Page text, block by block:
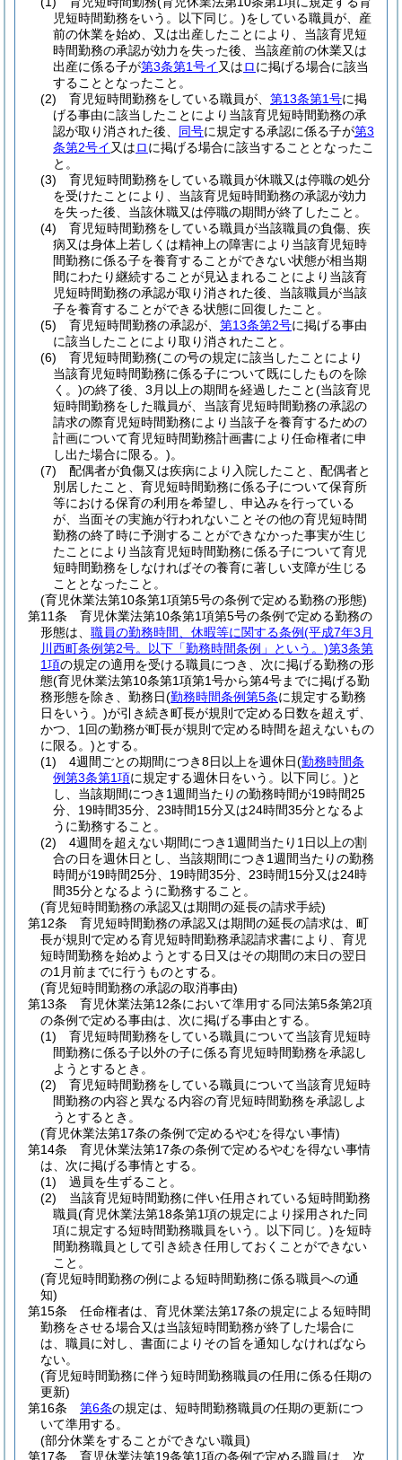
児短時間勤務をいう。以下同じ。)をしている職員が、産
前の休業を始め、又は出産したことにより、当該育児短
時間勤務の承認が効力を失った後、当該産前の休業又は
出産に係る子が第3条第1号イ 又はロに掲げる場合に該当
することとなったこと。
(2)
育児短時間勤務をしている職員が、 第13条第1号に掲
げる事由に該当したことにより当該育児短時間勤務の承
認が取り消された後、 同号に規定する承認に係る子が第3
条第2号イ 又はロに掲げる場合に該当することとなったこ
と。
(3)
育児短時間勤務をしている職員が休職又は停職の処分
を受けたことにより、当該育児短時間勤務の承認が効力
を失った後、当該休職又は停職の期間が終了したこと。
(4)
育児短時間勤務をしている職員が当該職員の負傷、疾
病又は身体上若しくは精神上の障害により当該育児短時
間勤務に係る子を養育することができない状態が相当期
間にわたり継続することが見込まれることにより当該育
児短時間勤務の承認が取り消された後、当該職員が当該
子を養育することができる状態に回復したこと。
(5)
育児短時間勤務の承認が、 第13条第2号に掲げる事由
に該当したことにより取り消されたこと。
(6)
育児短時間勤務(この号の規定に該当したことにより
当該育児短時間勤務に係る子について既にしたものを除
く。)の終了後、3月以上の期間を経過したこと(当該育児
短時間勤務をした職員が、当該育児短時間勤務の承認の
請求の際育児短時間勤務により当該子を養育するための
計画について育児短時間勤務計画書により任命権者に申
し出た場合に限る。)。
(7)
配偶者が負傷又は疾病により入院したこと、配偶者と
別居したこと、育児短時間勤務に係る子について保育所
等における保育の利用を希望し、申込みを行っている
が、当面その実施が行われないことその他の育児短時間
勤務の終了時に予測することができなかった事実が生じ
たことにより当該育児短時間勤務に係る子について育児
短時間勤務をしなければその養育に著しい支障が生じる
こととなったこと。
(育児休業法第10条第1項第5号の条例で定める勤務の形態)
第11条
育児休業法第10条第1項第5号の条例で定める勤務の
形態は、 職員の勤務時間、休暇等に関する条例(平成7年3月
川西町条例第2号。以下「勤務時間条例」という。)第3条第
1項の規定の適用を受ける職員につき、次に掲げる勤務の形
態(育児休業法第10条第1項第1号から第4号までに掲げる勤
務形態を除き、勤務日(勤務時間条例第5条に規定する勤務
日をいう。)が引き続き町長が規則で定める日数を超えず、
かつ、1回の勤務が町長が規則で定める時間を超えないもの
に限る。)とする。
(1)
4週間ごとの期間につき8日以上を週休日(勤務時間条
例第3条第1項に規定する週休日をいう。以下同じ。)と
し、当該期間につき1週間当たりの勤務時間が19時間25
分、19時間35分、23時間15分又は24時間35分となるよ
うに勤務すること。
(2)
4週間を超えない期間につき1週間当たり1日以上の割
合の日を週休日とし、当該期間につき1週間当たりの勤務
時間が19時間25分、19時間35分、23時間15分又は24時
間35分となるように勤務すること。
(育児短時間勤務の承認又は期間の延長の請求手続)
第12条
育児短時間勤務の承認又は期間の延長の請求は、町
長が規則で定める育児短時間勤務承認請求書により、育児
短時間勤務を始めようとする日又はその期間の末日の翌日
の1月前までに行うものとする。
(育児短時間勤務の承認の取消事由)
第13条
育児休業法第12条において準用する同法第5条第2項
の条例で定める事由は、次に掲げる事由とする。
(1)
育児短時間勤務をしている職員について当該育児短時
間勤務に係る子以外の子に係る育児短時間勤務を承認し
ようとするとき。
(2)
育児短時間勤務をしている職員について当該育児短時
間勤務の内容と異なる内容の育児短時間勤務を承認しよ
うとするとき。
(育児休業法第17条の条例で定めるやむを得ない事情)
第14条
育児休業法第17条の条例で定めるやむを得ない事情
は、次に掲げる事情とする。
(1)
過員を生ずること。
(2)
当該育児短時間勤務に伴い任用されている短時間勤務
職員(育児休業法第18条第1項の規定により採用された同
項に規定する短時間勤務職員をいう。以下同じ。)を短時
間勤務職員として引き続き任用しておくことができない
こと。
(育児短時間勤務の例による短時間勤務に係る職員への通
知)
第15条
任命権者は、育児休業法第17条の規定による短時間
勤務をさせる場合又は当該短時間勤務が終了した場合に
は、職員に対し、書面によりその旨を通知しなければなら
ない。
(育児短時間勤務に伴う短時間勤務職員の任用に係る任期の
更新)
第16条
第6条の規定は、短時間勤務職員の任期の更新につ
いて準用する。
(部分休業をすることができない職員)
第17条
育児休業法第19条第1項の条例で定める職員は、次